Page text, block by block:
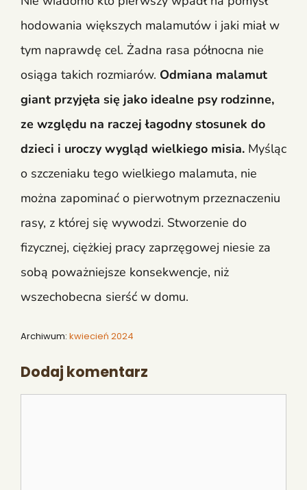
hodowania większych malamutów i jaki miał w
tym naprawdę cel. Żadna rasa północna nie
osiąga takich rozmiarów. Odmiana malamut
giant przyjęła się jako idealne psy rodzinne,
ze względu na raczej łagodny stosunek do
dzieci i uroczy wygląd wielkiego misia. Myśląc
o szczeniaku tego wielkiego malamuta, nie
można zapominać o pierwotnym przeznaczeniu
rasy, z której się wywodzi. Stworzenie do
fizycznej, ciężkiej pracy zaprzęgowej niesie za
sobą poważniejsze konsekwencje, niż
wszechobecna sierść w domu.
Archiwum: kwiecień 2024
Dodaj komentarz